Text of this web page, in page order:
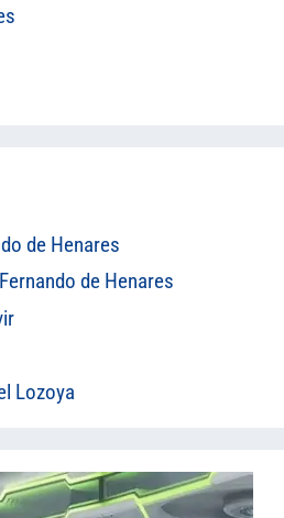
de Henares
de Henares
Lozoya